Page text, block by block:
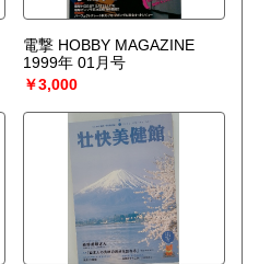
電撃 HOBBY MAGAZINE
1999年 01月号
￥3,000